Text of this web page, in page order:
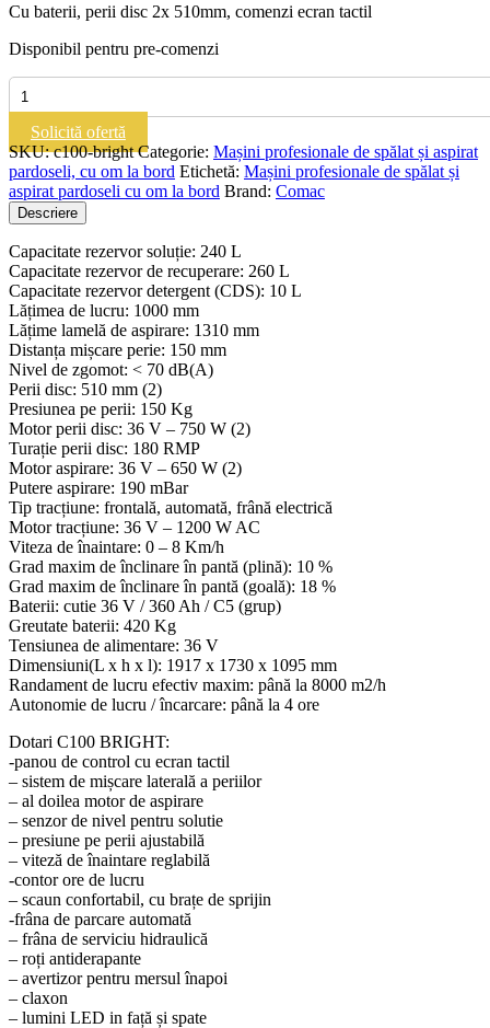
Cu baterii, perii disc 2x 510mm, comenzi ecran tactil
Disponibil pentru pre-comenzi
Cantitate
COMAC
C100
BRIGHT
|
Mașină
de
spălat
și
aspirat
pardoseli
cu
om
la
bord
Solicită ofertă
SKU:c100-bright Categorie: Mașini profesionale de spălat și aspirat
pardoseli, cu om la bord Etichetă: Mașini profesionale de spălat și
aspirat pardoseli cu om la bord Brand: Comac
Descriere
Capacitate rezervor soluție: 240 L
Capacitate rezervor de recuperare: 260 L
Capacitate rezervor detergent (CDS): 10 L
Lățimea de lucru: 1000 mm
Lățime lamelă de aspirare: 1310 mm
Distanța mișcare perie: 150 mm
Nivel de zgomot: < 70 dB(A)
Perii disc: 510 mm (2)
Presiunea pe perii: 150 Kg
Motor perii disc: 36 V – 750 W (2)
Turație perii disc: 180 RMP
Motor aspirare: 36 V – 650 W (2)
Putere aspirare: 190 mBar
Tip tracțiune: frontală, automată, frână electrică
Motor tracțiune: 36 V – 1200 W AC
Viteza de înaintare: 0 – 8 Km/h
Grad maxim de înclinare în pantă (plină): 10 %
Grad maxim de înclinare în pantă (goală): 18 %
Baterii: cutie 36 V / 360 Ah / C5 (grup)
Greutate baterii: 420 Kg
Tensiunea de alimentare: 36 V
Dimensiuni(L x h x l): 1917 x 1730 x 1095 mm
Randament de lucru efectiv maxim: până la 8000 m2/h
Autonomie de lucru / încarcare: până la 4 ore
Dotari C100 BRIGHT:
-panou de control cu ecran tactil
– sistem de mișcare laterală a periilor
– al doilea motor de aspirare
– senzor de nivel pentru solutie
– presiune pe perii ajustabilă
– viteză de înaintare reglabilă
-contor ore de lucru
– scaun confortabil, cu brațe de sprijin
-frâna de parcare automată
– frâna de serviciu hidraulică
– roți antiderapante
– avertizor pentru mersul înapoi
– claxon
– lumini LED in față și spate